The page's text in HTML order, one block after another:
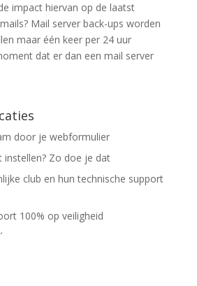
impact hiervan op de laatst
Mail server back-ups worden
maar één keer per 24 uur
dat er dan een mail server
door je webformulier
instellen? Zo doe je dat
club en hun technische support
100% op veiligheid